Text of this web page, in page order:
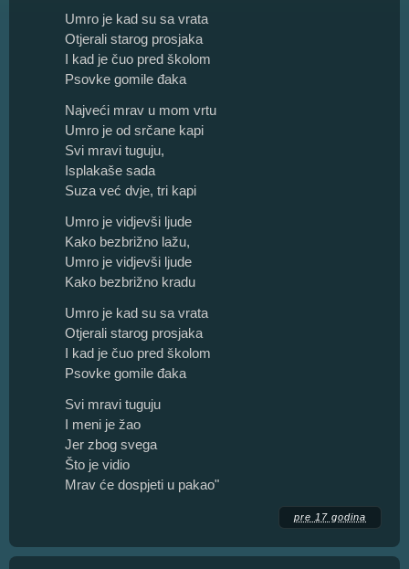
Umro je kad su sa vrata
Otjerali starog prosjaka
I kad je čuo pred školom
Psovke gomile đaka
Najveći mrav u mom vrtu
Umro je od srčane kapi
Svi mravi tuguju,
Isplakaše sada
Suza već dvje, tri kapi
Umro je vidjevši ljude
Kako bezbrižno lažu,
Umro je vidjevši ljude
Kako bezbrižno kradu
Umro je kad su sa vrata
Otjerali starog prosjaka
I kad je čuo pred školom
Psovke gomile đaka
Svi mravi tuguju
I meni je žao
Jer zbog svega
Što je vidio
Mrav će dospjeti u pakao"
pre 17 godina